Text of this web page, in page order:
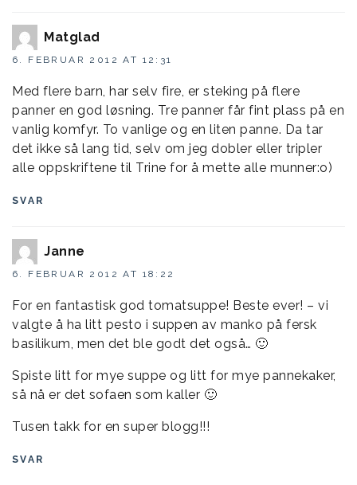
Matglad
6. FEBRUAR 2012 AT 12:31
Med flere barn, har selv fire, er steking på flere
panner en god løsning. Tre panner får fint plass på en
vanlig komfyr. To vanlige og en liten panne. Da tar
det ikke så lang tid, selv om jeg dobler eller tripler
alle oppskriftene til Trine for å mette alle munner:o)
SVAR
Janne
6. FEBRUAR 2012 AT 18:22
For en fantastisk god tomatsuppe! Beste ever! – vi
valgte å ha litt pesto i suppen av manko på fersk
basilikum, men det ble godt det også… 🙂
Spiste litt for mye suppe og litt for mye pannekaker,
så nå er det sofaen som kaller 🙂
Tusen takk for en super blogg!!!
SVAR